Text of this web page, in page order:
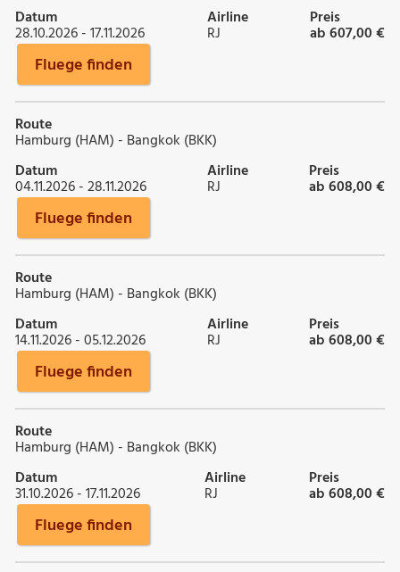
Datum
28.10.2026 - 17.11.2026
Airline
RJ
Preis
ab 607,00 €
Fluege finden
Route
Hamburg (HAM) - Bangkok (BKK)
Datum
04.11.2026 - 28.11.2026
Airline
RJ
Preis
ab 608,00 €
Fluege finden
Route
Hamburg (HAM) - Bangkok (BKK)
Datum
14.11.2026 - 05.12.2026
Airline
RJ
Preis
ab 608,00 €
Fluege finden
Route
Hamburg (HAM) - Bangkok (BKK)
Datum
31.10.2026 - 17.11.2026
Airline
RJ
Preis
ab 608,00 €
Fluege finden